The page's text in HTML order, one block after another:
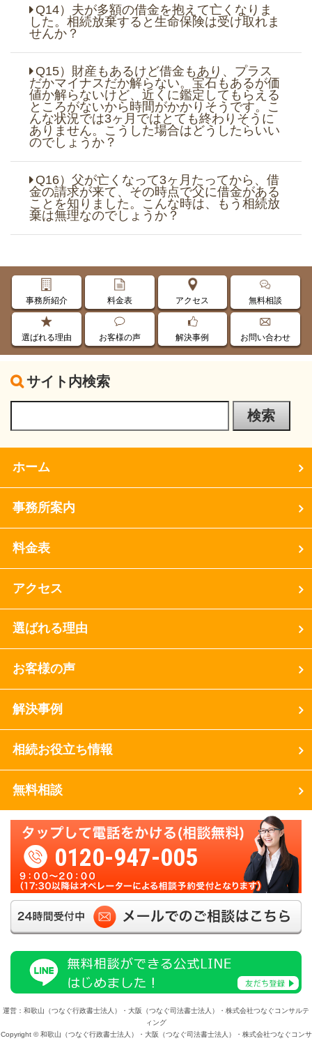
Q14）夫が多額の借金を抱えて亡くなりま
した。相続放棄すると生命保険は受け取れま
せんか？
Q15）財産もあるけど借金もあり、プラス
だかマイナスだか解らない。宝石もあるが価
値か解らないけど、近くに鑑定してもらえる
ところがないから時間がかかりそうです。こ
んな状況では3ヶ月ではとても終わりそうに
ありません。こうした場合はどうしたらいい
のでしょうか？
Q16）父が亡くなって3ヶ月たってから、借
金の請求が来て、その時点で父に借金がある
ことを知りました。こんな時は、もう相続放
棄は無理なのでしょうか？
事務所紹介 料金表 アクセス 無料相談
選ばれる理由 お客様の声 解決事例 お問い合わせ
サイト内検索
ホーム
事務所案内
料金表
アクセス
選ばれる理由
お客様の声
解決事例
相続お役立ち情報
無料相談
0120-947-005
運営：和歌山（つなぐ行政書士法人）・大阪（つなぐ司法書士法人）・株式会社つなぐコンサルテ
ィング
Copyright © 和歌山（つなぐ行政書士法人）・大阪（つなぐ司法書士法人）・株式会社つなぐコンサ